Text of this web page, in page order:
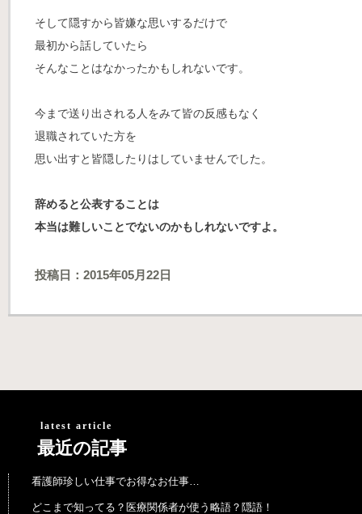
そして隠すから皆嫌な思いするだけで
最初から話していたら
そんなことはなかったかもしれないです。
今まで送り出される人をみて皆の反感もなく
退職されていた方を
思い出すと皆隠したりはしていませんでした。
辞めると公表することは
本当は難しいことでないのかもしれないですよ。
投稿日：2015年05月22日
latest article
最近の記事
看護師珍しい仕事でお得なお仕事…
どこまで知ってる？医療関係者が使う略語？隠語！